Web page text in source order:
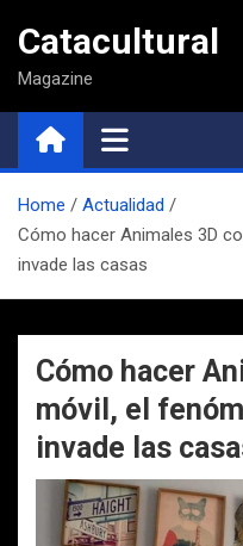
contenido
Catacultural
Magazine
Home
Actualidad
Cómo hacer Animales 3D
invade las casas
Cómo hacer
móvil, el
invade las